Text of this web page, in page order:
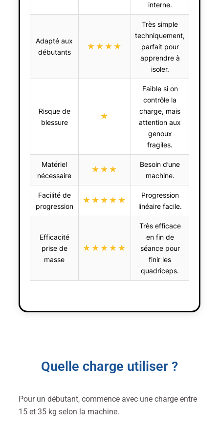
interne.
Adapté aux
débutants
★★★★
Très simple
techniquement,
parfait pour
apprendre à
isoler.
Risque de
blessure
★
Faible si on
contrôle la
charge, mais
attention aux
genoux
fragiles.
Matériel
nécessaire
★★★
Besoin d’une
machine.
Facilité de
progression
★★★★★
Progression
linéaire facile.
Efficacité
prise de
masse
★★★★★
Très efficace
en fin de
séance pour
finir les
quadriceps.
Quelle charge utiliser ?
Pour un débutant, commence avec une charge entre
15 et 35 kg selon la machine.